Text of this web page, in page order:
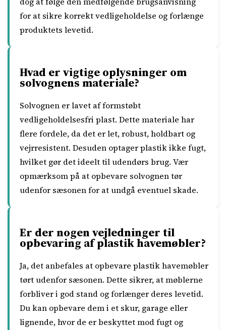
for at sikre korrekt vedligeholdelse og forlænge
produktets levetid.
Hvad er vigtige oplysninger om
solvognens materiale?
Solvognen er lavet af formstøbt
vedligeholdelsesfri plast. Dette materiale har
flere fordele, da det er let, robust, holdbart og
vejrresistent. Desuden optager plastik ikke fugt,
hvilket gør det ideelt til udendørs brug. Vær
opmærksom på at opbevare solvognen tør
udenfor sæsonen for at undgå eventuel skade.
Er der nogen vejledninger til
opbevaring af plastik havemøbler?
Ja, det anbefales at opbevare plastik havemøbler
tørt udenfor sæsonen. Dette sikrer, at møblerne
forbliver i god stand og forlænger deres levetid.
Du kan opbevare dem i et skur, garage eller
lignende, hvor de er beskyttet mod fugt og